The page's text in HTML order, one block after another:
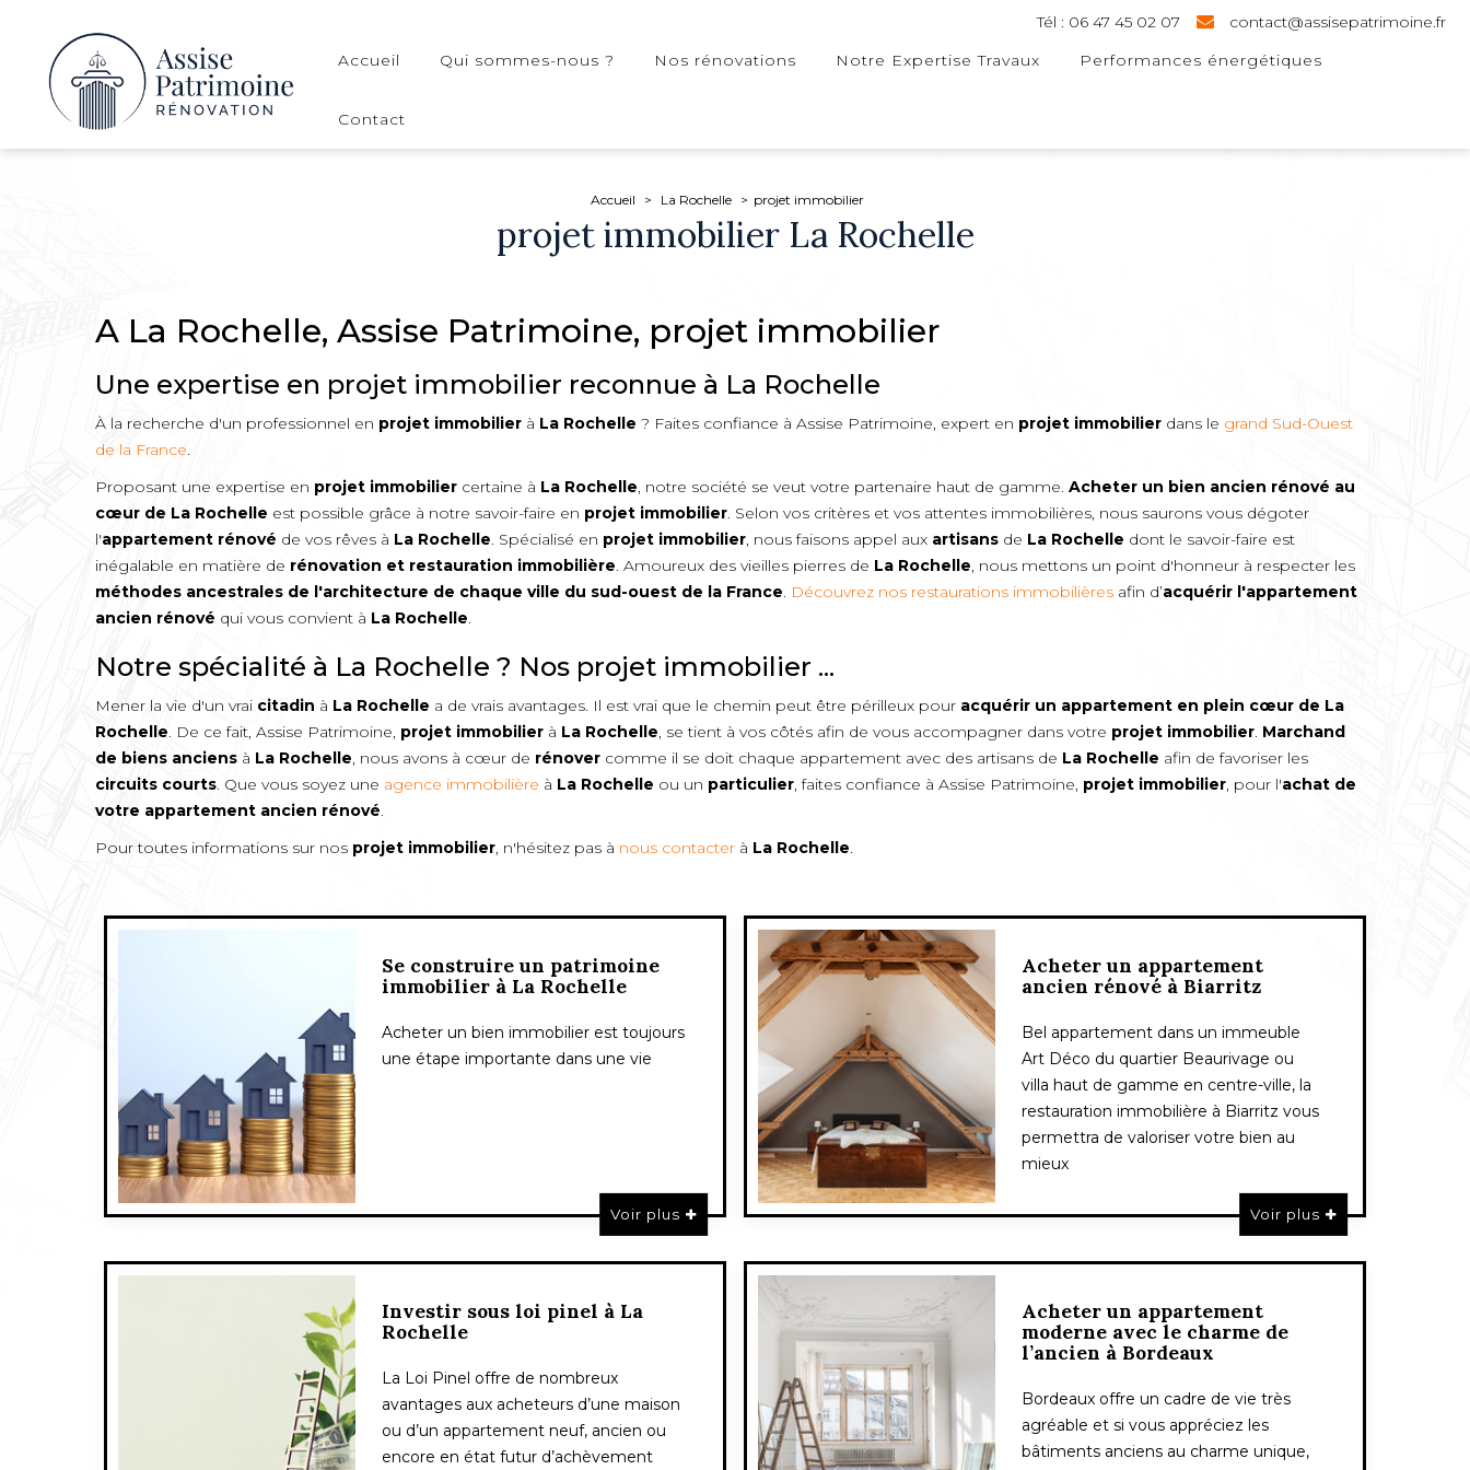
Tél : 06 47 45 02 07
contact@assisepatrimoine.fr
Accueil
Qui sommes-nous ? Nos rénovations Notre Expertise Travaux Performances énergétiques
Contact
Accueil La Rochelle projet immobilier
projet immobilier La Rochelle
A La Rochelle, Assise Patrimoine, projet immobilier
Une expertise en projet immobilier reconnue à La Rochelle
À la recherche d'un professionnel en projet immobilier à La Rochelle ? Faites confiance à Assise Patrimoine, expert en projet immobilier dans le grand Sud-Ouest
de la France.
Proposant une expertise en projet immobilier certaine à La Rochelle, notre société se veut votre partenaire haut de gamme. Acheter un bien ancien rénové au
cœur de La Rochelle est possible grâce à notre savoir-faire en projet immobilier. Selon vos critères et vos attentes immobilières, nous saurons vous dégoter
l'appartement rénové de vos rêves à La Rochelle. Spécialisé en projet immobilier, nous faisons appel aux artisans de La Rochelle dont le savoir-faire est
inégalable en matière de rénovation et restauration immobilière. Amoureux des vieilles pierres de La Rochelle, nous mettons un point d'honneur à respecter les
méthodes ancestrales de l'architecture de chaque ville du sud-ouest de la France. Découvrez nos restaurations immobilières afin d’acquérir l'appartement
ancien rénové qui vous convient à La Rochelle.
Notre spécialité à La Rochelle ? Nos projet immobilier ...
Mener la vie d'un vrai citadin à La Rochelle a de vrais avantages. Il est vrai que le chemin peut être périlleux pour acquérir un appartement en plein cœur de La
Rochelle. De ce fait, Assise Patrimoine, projet immobilier à La Rochelle, se tient à vos côtés afin de vous accompagner dans votre projet immobilier. Marchand
de biens anciens à La Rochelle, nous avons à cœur de rénover comme il se doit chaque appartement avec des artisans de La Rochelle afin de favoriser les
circuits courts. Que vous soyez une agence immobilière à La Rochelle ou un particulier, faites confiance à Assise Patrimoine, projet immobilier, pour l'achat de
votre appartement ancien rénové.
Pour toutes informations sur nos projet immobilier, n'hésitez pas à nous contacter à La Rochelle.
Se construire un patrimoine
immobilier à La Rochelle
Acheter un bien immobilier est toujours
une étape importante dans une vie
Voir plus
Acheter un appartement
ancien rénové à Biarritz
Bel appartement dans un immeuble
Art Déco du quartier Beaurivage ou
villa haut de gamme en centre-ville, la
restauration immobilière à Biarritz vous
permettra de valoriser votre bien au
mieux
Voir plus
Investir sous loi pinel à La
Rochelle
La Loi Pinel offre de nombreux
avantages aux acheteurs d’une maison
ou d’un appartement neuf, ancien ou
encore en état futur d’achèvement
Acheter un appartement
moderne avec le charme de
l’ancien à Bordeaux
Bordeaux offre un cadre de vie très
agréable et si vous appréciez les
bâtiments anciens au charme unique,